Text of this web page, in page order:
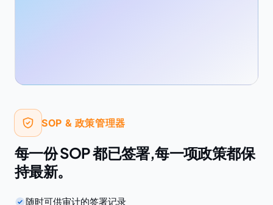
SOP & 政策管理器
每一份 SOP 都已签署,每一项政策都保
持最新。
随时可供审计的签署记录